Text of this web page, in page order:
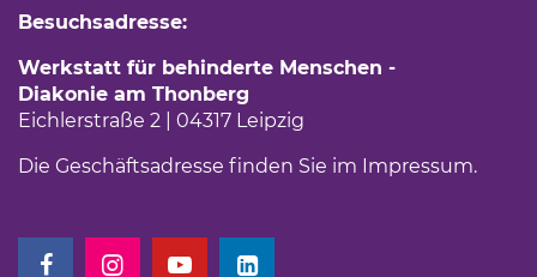
Besuchsadresse:
Werkstatt für behinderte Menschen -
Diakonie am Thonberg
Eichlerstraße 2 | 04317 Leipzig
Die Geschäftsadresse finden Sie im Impressum.